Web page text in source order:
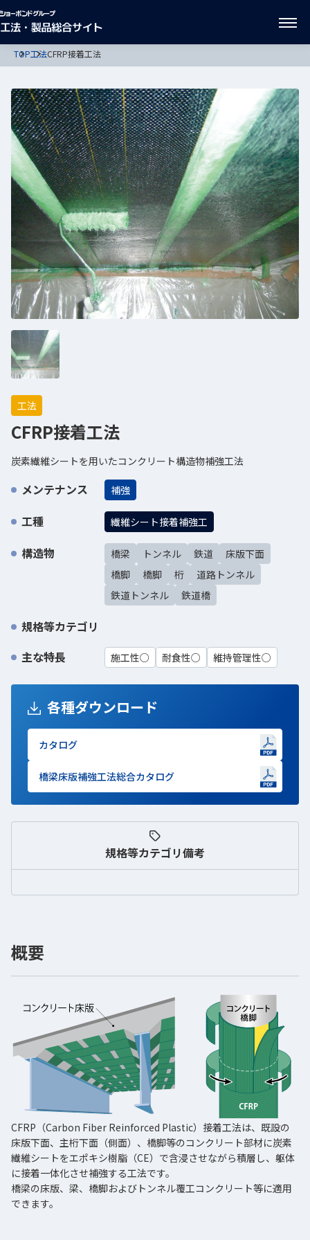
TOP工法CFRP接着工法
工法
CFRP接着工法
炭素繊維シートを用いたコンクリート構造物補強工法
メンテナンス 補強
工種 繊維シート接着補強工
構造物 橋梁 トンネル 鉄道
床版下面
橋脚
橋脚 桁
道路トンネル
鉄道トンネル
鉄道橋
規格等カテゴリ
主な特長
施工性○ 耐食性○ 維持管理性○
各種ダウンロード
カタログ
新しいWindowで開きます
橋梁床版補強工法総合カタログ
新しいWindowで開きます
規格等カテゴリ備考
概要
CFRP（Carbon Fiber Reinforced Plastic）接着工法は、既設の
床版下面、主桁下面（側面）、橋脚等のコンクリート部材に炭素
繊維シートをエポキシ樹脂（CE）で含浸させながら積層し、躯体
に接着一体化させ補強する工法です。
橋梁の床版、梁、橋脚およびトンネル覆工コンクリート等に適用
できます。